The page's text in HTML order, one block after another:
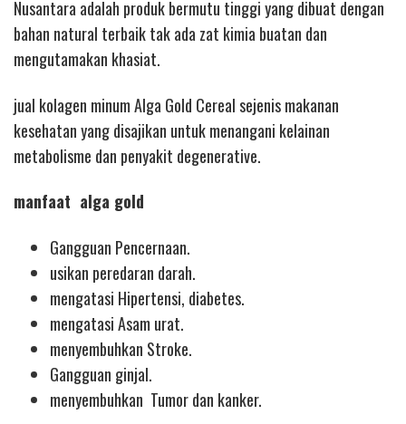
Nusantara adalah produk bermutu tinggi yang dibuat dengan
bahan natural terbaik tak ada zat kimia buatan dan
mengutamakan khasiat.
jual kolagen minumAlga Gold Cereal sejenis makanan
kesehatan yang disajikan untuk menangani kelainan
metabolisme dan penyakit degenerative.
manfaat alga gold
Gangguan Pencernaan.
usikan peredaran darah.
mengatasi Hipertensi, diabetes.
mengatasi Asam urat.
menyembuhkan Stroke.
Gangguan ginjal.
menyembuhkan Tumor dan kanker.